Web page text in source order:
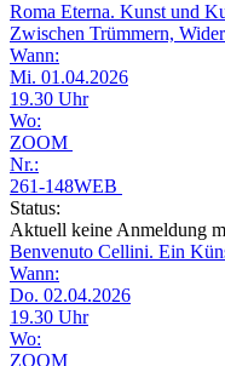
Roma Eterna. Kunst und
Zwischen Trümmern,
Wann:
Mi. 01.04.2026
19.30 Uhr
Wo:
ZOOM
Nr.:
261-148WEB
Status:
Aktuell keine Anmeldung
Benvenuto Cellini. Ein
Wann:
Do. 02.04.2026
19.30 Uhr
Wo:
ZOOM